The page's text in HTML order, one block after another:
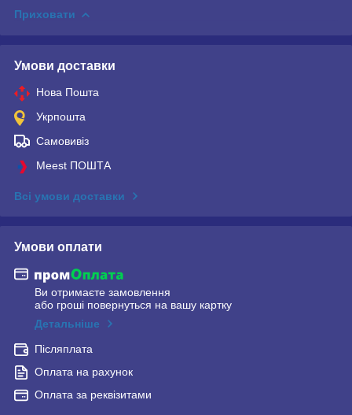
Приховати
Умови доставки
Нова Пошта
Укрпошта
Самовивіз
Meest ПОШТА
Всі умови доставки
Умови оплати
Ви отримаєте замовлення
або гроші повернуться на вашу картку
Детальніше
Післяплата
Оплата на рахунок
Оплата за реквізитами